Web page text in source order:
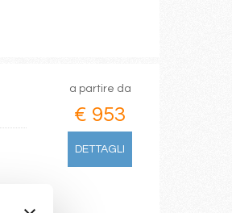
a partire da
€ 953
DETTAGLI